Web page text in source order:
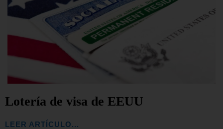
Lotería de visa de EEUU
LEER ARTÍCULO...